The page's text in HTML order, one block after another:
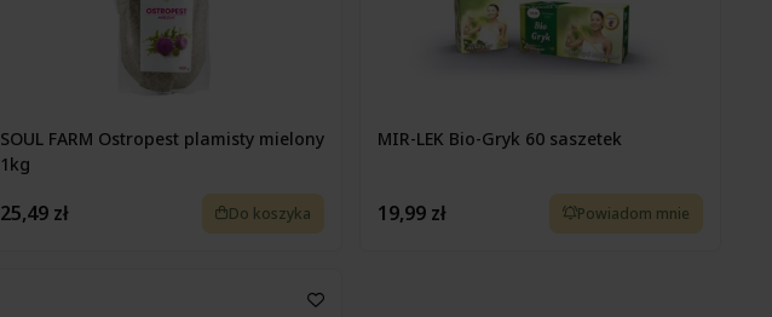
SOUL FARM Ostropest plamisty mielony
1kg
25,49 zł Do koszyka
MIR-LEK Bio-Gryk 60 saszetek
19,99 zł Powiadom mnie